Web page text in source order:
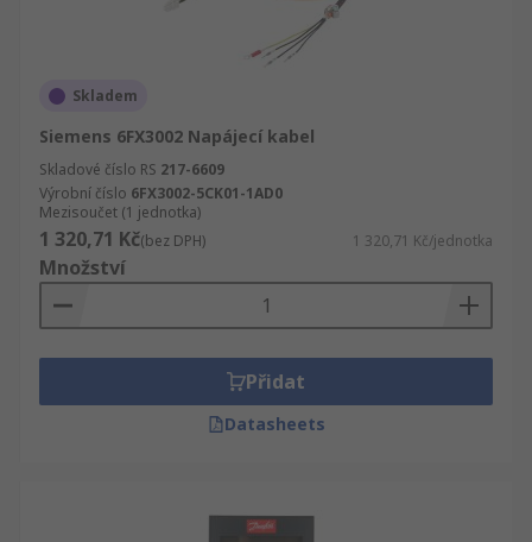
Skladem
Siemens 6FX3002 Napájecí kabel
Skladové číslo RS 217-6609
Výrobní číslo 6FX3002-5CK01-1AD0
Mezisoučet (1 jednotka)
1 320,71 Kč(bez DPH) 1 320,71 Kč/jednotka
Množství
Přidat
Datasheets